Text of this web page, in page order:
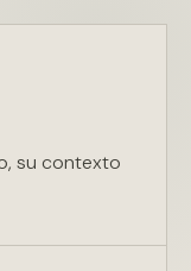
su contexto